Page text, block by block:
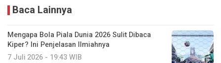
Baca Lainnya
Mengapa Bola Piala Dunia 2026 Sulit Dibaca
Kiper? Ini Penjelasan Ilmiahnya
7 Juli 2026 - 19:43 WIB